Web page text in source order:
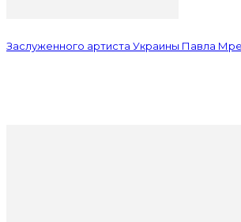
Заслуженного артиста Украины Павла